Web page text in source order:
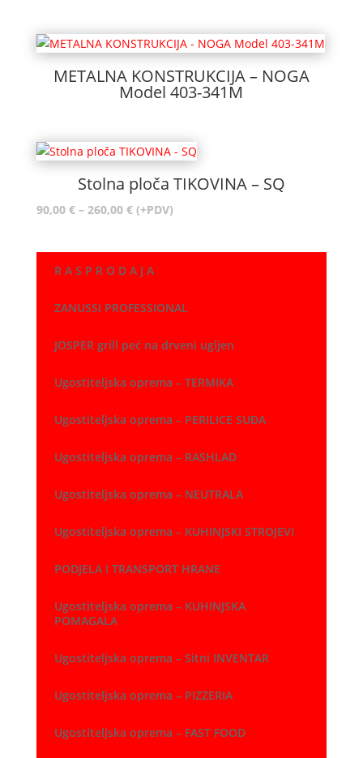
METALNA KONSTRUKCIJA – NOGA
Model 403-341M
Stolna ploča TIKOVINA – SQ
90,00 € – 260,00 €Raspon
90,00 €
260,00 €
(+PDV)
R A S P R O D A J A
ZANUSSI PROFESSIONAL
JOSPER grill peć na drveni ugljen
Ugostiteljska oprema – TERMIKA
Ugostiteljska oprema – PERILICE SUĐA
Ugostiteljska oprema – RASHLAD
Ugostiteljska oprema – NEUTRALA
Ugostiteljska oprema – KUHINJSKI STROJEVI
PODJELA I TRANSPORT HRANE
Ugostiteljska oprema – KUHINJSKA
POMAGALA
Ugostiteljska oprema – Sitni INVENTAR
Ugostiteljska oprema – PIZZERIA
Ugostiteljska oprema – FAST FOOD